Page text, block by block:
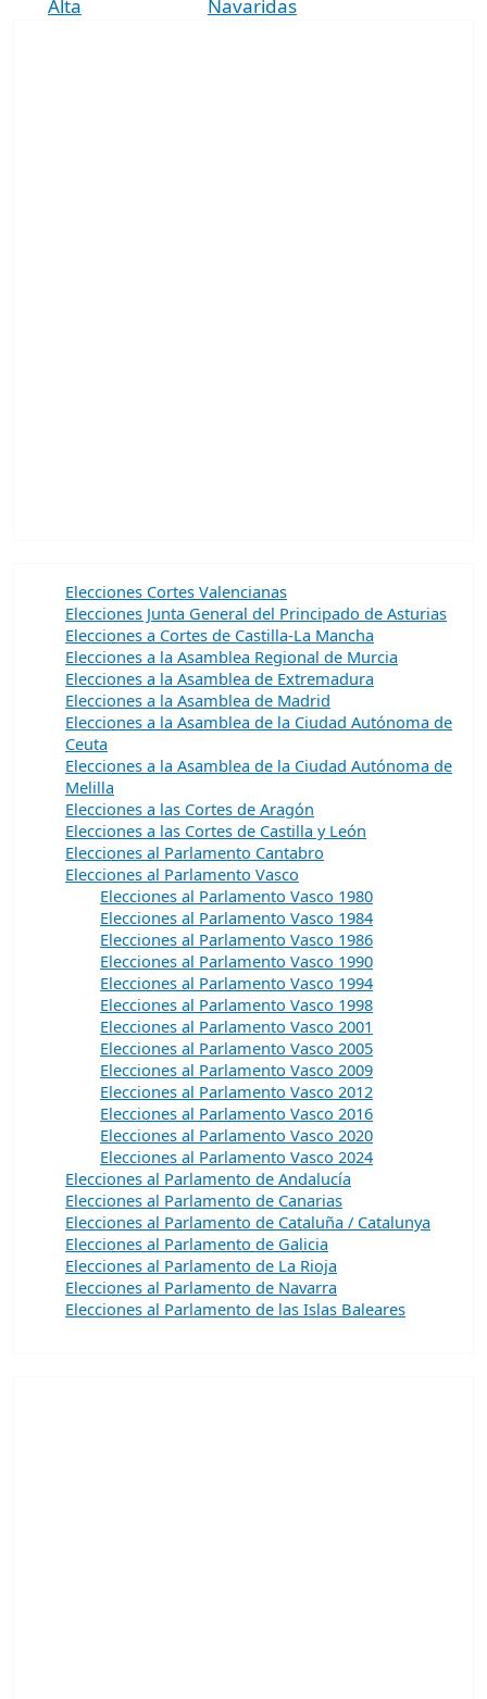
Alta
Navaridas
Elecciones Cortes Valencianas
Elecciones Junta General del Principado de Asturias
Elecciones a Cortes de Castilla-La Mancha
Elecciones a la Asamblea Regional de Murcia
Elecciones a la Asamblea de Extremadura
Elecciones a la Asamblea de Madrid
Elecciones a la Asamblea de la Ciudad Autónoma de
Ceuta
Elecciones a la Asamblea de la Ciudad Autónoma de
Melilla
Elecciones a las Cortes de Aragón
Elecciones a las Cortes de Castilla y León
Elecciones al Parlamento Cantabro
Elecciones al Parlamento Vasco
Elecciones al Parlamento Vasco 1980
Elecciones al Parlamento Vasco 1984
Elecciones al Parlamento Vasco 1986
Elecciones al Parlamento Vasco 1990
Elecciones al Parlamento Vasco 1994
Elecciones al Parlamento Vasco 1998
Elecciones al Parlamento Vasco 2001
Elecciones al Parlamento Vasco 2005
Elecciones al Parlamento Vasco 2009
Elecciones al Parlamento Vasco 2012
Elecciones al Parlamento Vasco 2016
Elecciones al Parlamento Vasco 2020
Elecciones al Parlamento Vasco 2024
Elecciones al Parlamento de Andalucía
Elecciones al Parlamento de Canarias
Elecciones al Parlamento de Cataluña / Catalunya
Elecciones al Parlamento de Galicia
Elecciones al Parlamento de La Rioja
Elecciones al Parlamento de Navarra
Elecciones al Parlamento de las Islas Baleares